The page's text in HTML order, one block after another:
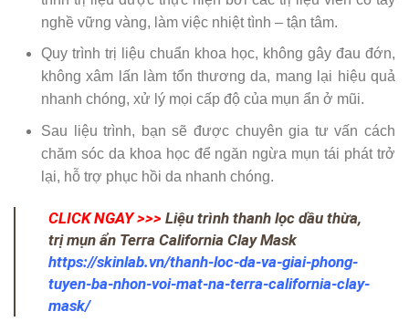
nghề vững vàng, làm việc nhiệt tình – tận tâm.
Quy trình trị liệu chuẩn khoa học, không gây đau đớn,
không xâm lấn làm tổn thương da, mang lại hiệu quả
nhanh chóng, xử lý mọi cấp độ của mụn ẩn ở mũi.
Sau liệu trình, bạn sẽ được chuyên gia tư vấn cách
chăm sóc da khoa học để ngăn ngừa mụn tái phát trở
lại, hỗ trợ phục hồi da nhanh chóng.
CLICK NGAY >>> Liệu trình thanh lọc dầu thừa,
trị mụn ẩn Terra California Clay Mask
https://skinlab.vn/thanh-loc-da-va-giai-phong-
tuyen-ba-nhon-voi-mat-na-terra-california-clay-
mask/